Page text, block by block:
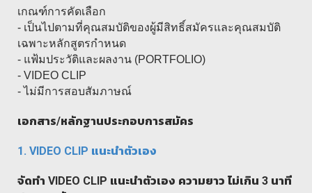
เกณฑ์การคัดเลือก
- เป็นไปตามที่คุณสมบัติของผู้มีสิทธิ์สมัครและคุณสมบัติ
เฉพาะหลักสูตรกำหนด
- แฟ้มประวัติและผลงาน (PORTFOLIO)
- VIDEO CLIP
- ไม่มีการสอบสัมภาษณ์
เอกสาร/หลักฐานประกอบการสมัคร
1. VIDEO CLIP แนะนำตัวเอง
จัดทำ VIDEO CLIP แนะนำตัวเอง ความยาว ไม่เกิน 3 นาที